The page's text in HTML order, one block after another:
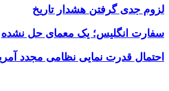
لزوم جدی گرفتن هشدار تاریخ
سفارت انگلیس؛ یک معمای حل نشده
احتمال قدرت نمایی نظامی مجدد